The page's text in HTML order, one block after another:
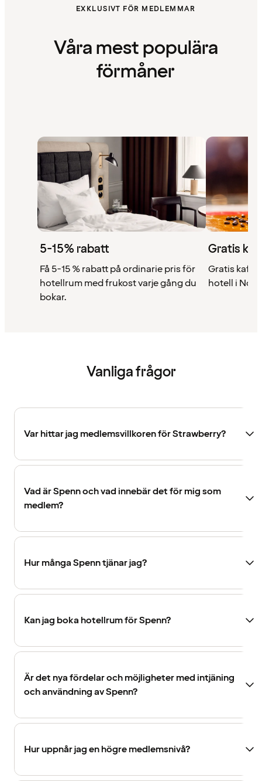
EXKLUSIVT FÖR MEDLEMMAR
Våra mest populära
förmåner
5-15% rabatt
Få 5-15 % rabatt på ordinarie pris för
hotellrum med frukost varje gång du
bokar.
Gratis
Gratis kaffe
hotell i
Vanliga frågor
Var hittar jag medlemsvillkoren för Strawberry?
Vad är Spenn och vad innebär det för mig som
medlem?
Hur många Spenn tjänar jag?
Kan jag boka hotellrum för Spenn?
Är det nya fördelar och möjligheter med intjäning
och användning av Spenn?
Hur uppnår jag en högre medlemsnivå?